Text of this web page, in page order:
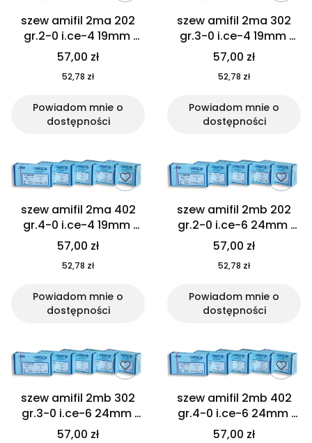
szew amifil 2ma 202
gr.2-0 i.ce-4 19mm
dł.75cm 10szt
57,00 zł
52,78 zł
Powiadom mnie o
dostępności
szew amifil 2ma 302
gr.3-0 i.ce-4 19mm
dł.75cm 10szt
57,00 zł
52,78 zł
Powiadom mnie o
dostępności
szew amifil 2ma 402
gr.4-0 i.ce-4 19mm
dł.75cm 10szt
57,00 zł
52,78 zł
Powiadom mnie o
dostępności
szew amifil 2mb 202
gr.2-0 i.ce-6 24mm
dł.75cm 10szt
57,00 zł
52,78 zł
Powiadom mnie o
dostępności
szew amifil 2mb 302
gr.3-0 i.ce-6 24mm
dł.75cm 10szt
57,00 zł
szew amifil 2mb 402
gr.4-0 i.ce-6 24mm
dł.75cm 10szt
57,00 zł